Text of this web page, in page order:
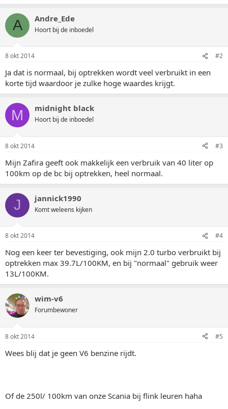
A Andre_Ede
Hoort bij de inboedel
8 okt 2014 #2
Ja dat is normaal, bij optrekken wordt veel verbruikt in een
korte tijd waardoor je zulke hoge waardes krijgt.
M midnight black
Hoort bij de inboedel
8 okt 2014 #3
Mijn Zafira geeft ook makkelijk een verbruik van 40 liter op
100km op de bc bij optrekken, heel normaal.
J jannick1990
Komt weleens kijken
8 okt 2014 #4
Nog een keer ter bevestiging, ook mijn 2.0 turbo verbruikt bij
optrekken max 39.7L/100KM, en bij "normaal" gebruik weer
13L/100KM.
wim-v6
Forumbewoner
8 okt 2014 #5
Wees blij dat je geen V6 benzine rijdt.
Of de 250l/ 100km van onze Scania bij flink leuren haha